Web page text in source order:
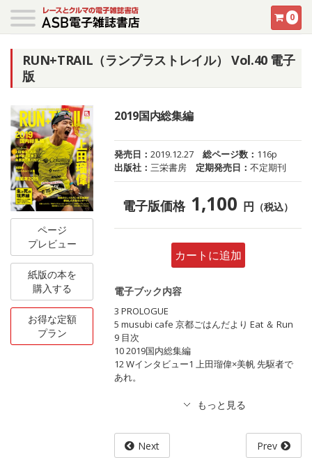
0
RUN+TRAIL（ランプラストレイル） Vol.40 電子
版
ページ
プレビュー
紙版の本を
購入する
お得な定額
プラン
2019国内総集編
発売日：2019.12.27 総ページ数： 116p
出版社：三栄書房 定期発売日：不定期刊
電子版価格 1,100 円 （税込）
カートに追加
電子ブック内容
3 PROLOGUE
5 musubi cafe 京都ごはんだより Eat ＆ Run
9 目次
10 2019国内総集編
12 Wインタビュー1 上田瑠偉×美帆 先駆者で
あれ。
Next Prev